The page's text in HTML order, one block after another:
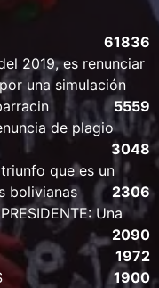
61836
2019, es renunciar
una simulación
5559
de plagio
3048
que es un
bolivianas
2306
Una
2090
1972
1900